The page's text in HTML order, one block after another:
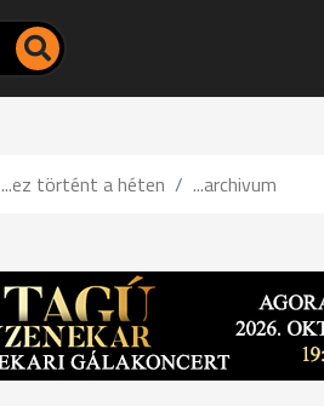
...ez történt a héten ...archivum